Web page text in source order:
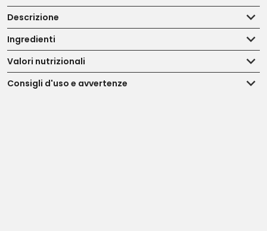
Descrizione
Ingredienti
Valori nutrizionali
Consigli d'uso e avvertenze